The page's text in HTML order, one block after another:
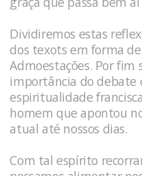
Dividiremos estas
dos texots em forma
Admoestações. Por fim
importância do debate
espiritualidade
homem que apontou
atual até nossos dias.
Com tal espírito